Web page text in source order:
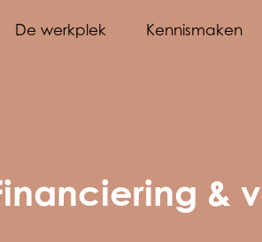
De werkplek Kennismaken
&